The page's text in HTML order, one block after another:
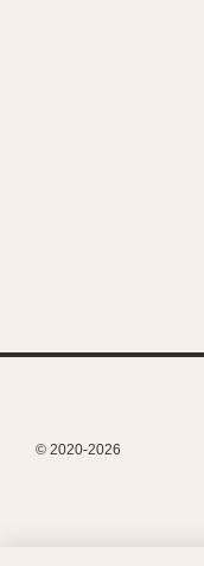
© 2020-2026